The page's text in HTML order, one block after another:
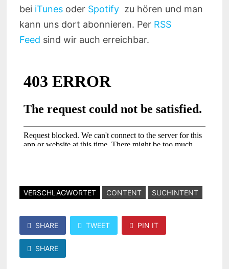
bei iTunesoder Spotifyzu hören und man
kann uns dort abonnieren. Per RSS
Feed sind wir auch erreichbar.
VERSCHLAGWORTET CONTENT SUCHINTENT
SHARE TWEET PIN IT
SHARE